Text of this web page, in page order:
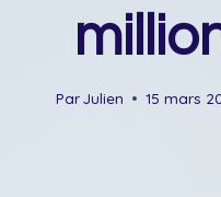
ParJulien 15 mars